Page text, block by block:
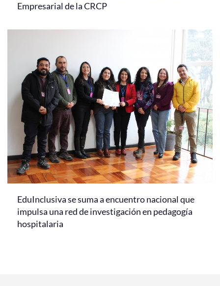
Empresarial de la CRCP
EduInclusiva se suma a encuentro nacional que
impulsa una red de investigación en pedagogía
hospitalaria